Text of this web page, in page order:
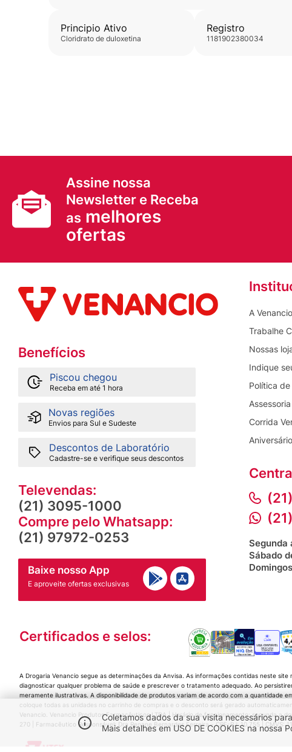
Coletamos dados da sua visita necessários
Mais detalhes em USO DE COOKIES na
Principio Ativo
cloridrato de duloxetina
Registro
1181902380034
Assine nossa
Newsletter e Receba
as melhores
ofertas
Benefícios
Piscou chegou
Receba em até 1 hora
Novas regiões
Envios para Sul e Sudeste
Descontos de Laboratório
Cadastre-se e verifique seus descontos
Televendas:
(21) 3095-1000
Compre pelo Whatsapp:
(21) 97972-0253
Baixe nosso App
E aproveite ofertas exclusivas
A Venancio
Trabalhe
Nossas
Indique
Política
Corrida
Segunda
Sábado
Certificados e selos:
A Drogaria Venancio segue as determinações da Anvisa. As informações contidas neste
diagnosticar qualquer problema de saúde e prescrever o tratamento adequado. Ao
meramente ilustrativas. A disponibilidade de produtos variam de acordo com a quantidade
coloque todas as unidades no carrinho de compras e o desconto será gerado
Venancio. Venancio Produtos Farmacêuticos LTDA | Horário de funcionamento: segunda a
270 | Farmacêutico Responsável: Dra Renane Bernardes Ferreira - CRF-RJ: 10.755 | CMVS: